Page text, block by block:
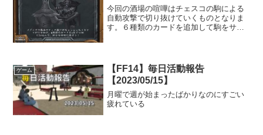
今回の酒場の喧嘩はチェスコの駒による
自動攻撃で切り抜けていくものとなりま
す。６種類のカードを追加して駒をサポ
ゲーム
【FF14】毎日活動報告
【2023/05/15】
月曜で週が始まったばかりなのにすごい
疲れている